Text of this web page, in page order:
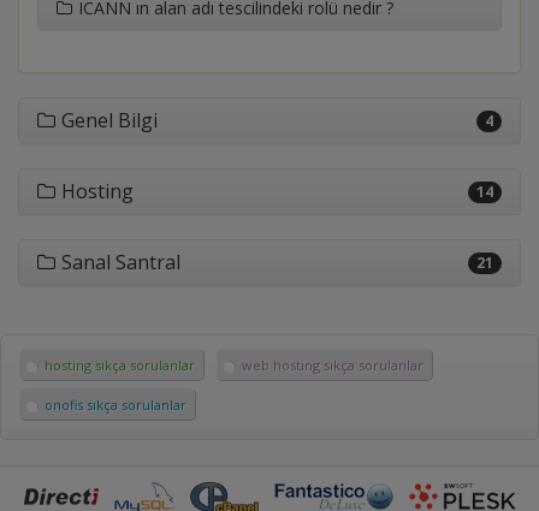
ICANN ın alan adı tescilindeki rolü nedir ?
Genel Bilgi 4
Hosting 14
Sanal Santral 21
hosting sıkça sorulanlar web hosting sıkça sorulanlar
onofis sıkça sorulanlar